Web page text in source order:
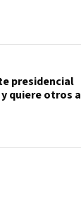
presidencial
quiere otros a